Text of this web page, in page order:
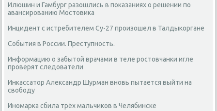
Илюшин и Гамбург разошлись в показаниях о решении по
авансированию Мостовика
Инцидент с истребителем Су-27 произошел в Талдыкоргане
События в России. Преступность.
Информацию о забытой врачами в теле ростовчанки игле
проверят следователи
Инкассатор Александр Шурман вновь пытается выйти на
свободу
Иномарка сбила трёх мальчиков в Челябинске